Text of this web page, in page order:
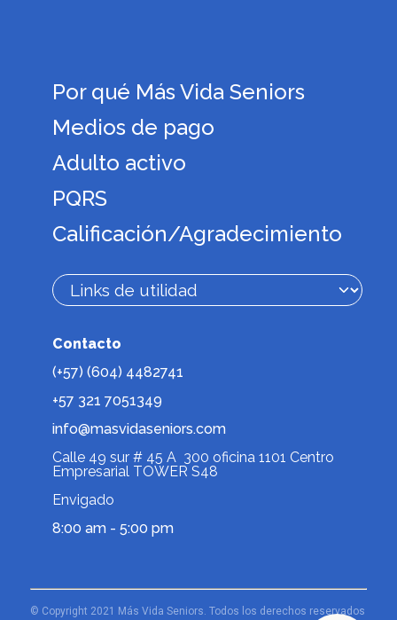
Por qué Más Vida Seniors
Medios de pago
Adulto activo
PQRS
Calificación/Agradecimiento
Contacto
(+57) (604) 4482741
+57 321 7051349
info@masvidaseniors.com
Calle 49 sur # 45 A 300 oficina 1101 Centro
Empresarial TOWER S48
Envigado
8:00 am - 5:00 pm
© Copyright 2021 Más Vida Seniors. Todos los derechos reservados